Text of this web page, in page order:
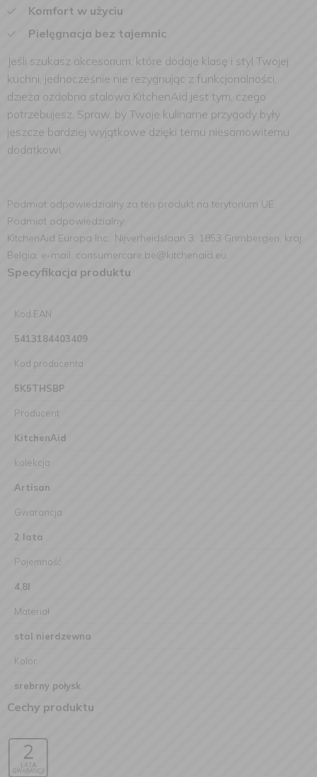
Komfort w użyciu
Pielęgnacja bez tajemnic
Jeśli szukasz akcesorium, które dodaje klasę i styl Twojej
kuchni, jednocześnie nie rezygnując z funkcjonalności,
dzieża ozdobna stalowa KitchenAid jest tym, czego
potrzebujesz. Spraw, by Twoje kulinarne przygody były
jeszcze bardziej wyjątkowe dzięki temu niesamowitemu
dodatkowi.
Podmiot odpowiedzialny za ten produkt na terytorium UE:
Podmiot odpowiedzialny:
KitchenAid Europa Inc., Nijverheidslaan 3, 1853 Grimbergen, kraj:
Belgia, e-mail: consumercare.be@kitchenaid.eu
Specyfikacja produktu
Kod EAN
5413184403409
Kod producenta
5K5THSBP
Producent
KitchenAid
kolekcja
Artisan
Gwarancja
2 lata
Pojemność
4,8l
Materiał
stal nierdzewna
Kolor
srebrny połysk
Cechy produktu